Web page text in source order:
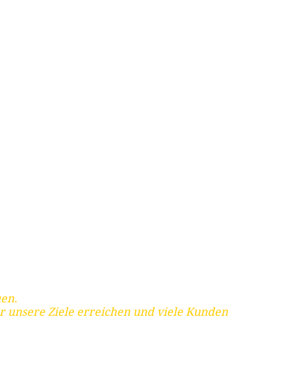
unsere Ziele erreichen und viele Kunden